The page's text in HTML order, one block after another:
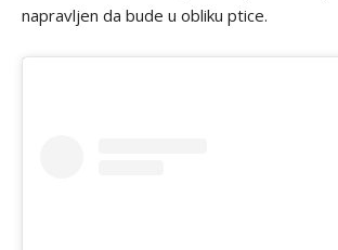
napravljen da bude u obliku ptice.